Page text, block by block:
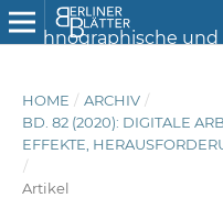
HOME / ARCHIV /
BD. 82 (2020): DIGITALE
EFFEKTE,
/
Artikel